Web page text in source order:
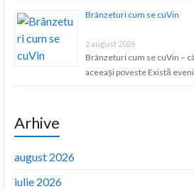
Brânzeturi cum se cuVin
2 august 2026
Brânzeturi cum se cuVin –
aceeași poveste Există
Arhive
august 2026
iulie 2026